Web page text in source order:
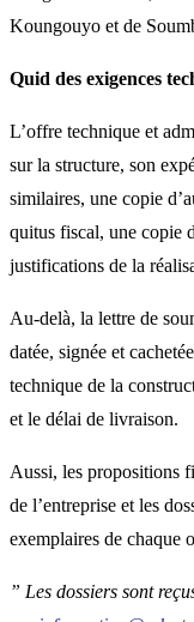
Koungouyo et de
Quid des exigences
L’offre technique et
sur la structure, son
similaires, une copie
quitus fiscal, une copie
justifications de la
Au-delà, la lettre de
datée, signée et
technique de la
et le délai de livraison.
Aussi, les propositions
de l’entreprise et les
exemplaires de chaque
” Les dossiers sont